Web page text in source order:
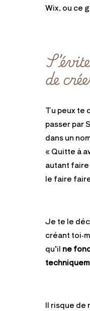
Wix, ou ce
de
Tu peux te
passer par
dans un
« Quitte à
autant faire
le faire
Je te le
créant toi-
qu’il ne
Il risque de